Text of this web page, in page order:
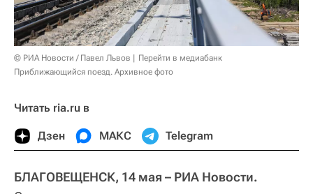
© РИА Новости / Павел Львов
Перейти в медиабанк
Приближающийся поезд. Архивное фото
Читать ria.ru в
Дзен МАКС Telegram
БЛАГОВЕЩЕНСК, 14 мая – РИА Новости.